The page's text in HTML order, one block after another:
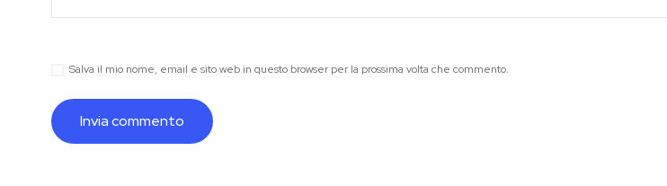
Salva il mio nome, email e sito web in questo browser per la prossima volta che commento.